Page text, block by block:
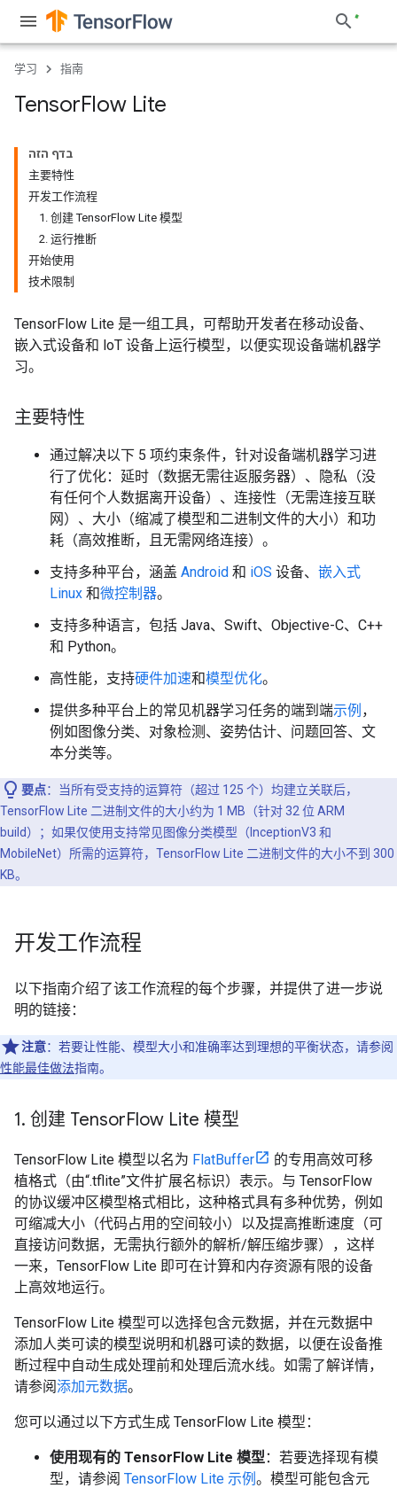
学习 指南
TensorFlow Lite
בדף הזה
主要特性
开发工作流程
1. 创建 TensorFlow Lite 模型
2. 运行推断
开始使用
技术限制
TensorFlow Lite 是一组工具，可帮助开发者在移动设备、
嵌入式设备和 loT 设备上运行模型，以便实现设备端机器学
习。
主要特性
通过解决以下 5 项约束条件，针对设备端机器学习进
行了优化：延时（数据无需往返服务器）、隐私（没
有任何个人数据离开设备）、连接性（无需连接互联
网）、大小（缩减了模型和二进制文件的大小）和功
耗（高效推断，且无需网络连接）。
支持多种平台，涵盖 Android 和 iOS 设备、 嵌入式
Linux 和微控制器。
支持多种语言，包括 Java、Swift、Objective-C、C++
和 Python。
高性能，支持硬件加速和模型优化。
提供多种平台上的常见机器学习任务的端到端示例 ，
例如图像分类、对象检测、姿势估计、问题回答、文
本分类等。
要点：当所有受支持的运算符（超过 125 个）均建立关联后，
TensorFlow Lite 二进制文件的大小约为 1 MB（针对 32 位 ARM
build）；如果仅使用支持常见图像分类模型（InceptionV3 和
MobileNet）所需的运算符，TensorFlow Lite 二进制文件的大小不到 300
KB。
开发工作流程
以下指南介绍了该工作流程的每个步骤，并提供了进一步说
明的链接：
注意：若要让性能、模型大小和准确率达到理想的平衡状态，请参阅
性能最佳做法指南。
1. 创建 TensorFlow Lite 模型
TensorFlow Lite 模型以名为 FlatBuffer
的专用高效可移
植格式（由“.tflite”文件扩展名标识）表示。 与 TensorFlow
的协议缓冲区模型格式相比，这种格式具有多种优势，例如
可缩减大小（代码占用的空间较小）以及提高推断速度（可
直接访问数据，无需执行额外的解析/解压缩步骤），这样
一来，TensorFlow Lite 即可在计算和内存资源有限的设备
上高效地运行。
TensorFlow Lite 模型可以选择包含元数据，并在元数据中
添加人类可读的模型说明和机器可读的数据，以便在设备推
断过程中自动生成处理前和处理后流水线。 如需了解详情，
请参阅添加元数据。
您可以通过以下方式生成 TensorFlow Lite 模型：
使用现有的 TensorFlow Lite 模型：若要选择现有模
型，请参阅 TensorFlow Lite 示例 。模型可能包含元